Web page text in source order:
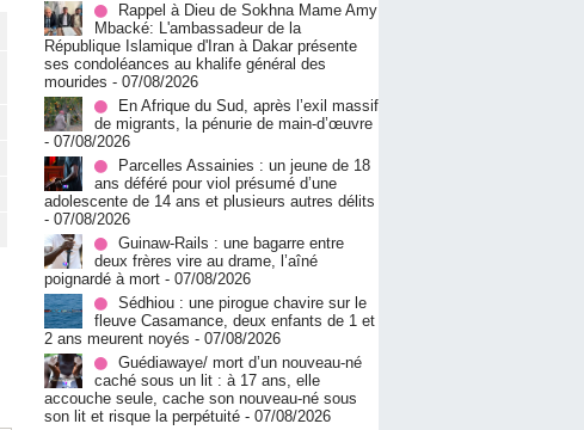
Rappel à Dieu de Sokhna Mame Amy
Mbacké: L'ambassadeur de la
République Islamique d'Iran à Dakar présente
ses condoléances au khalife général des
mourides - 07/08/2026
En Afrique du Sud, après l’exil massif
de migrants, la pénurie de main-d’œuvre
- 07/08/2026
Parcelles Assainies : un jeune de 18
ans déféré pour viol présumé d’une
adolescente de 14 ans et plusieurs autres délits
- 07/08/2026
Guinaw-Rails : une bagarre entre
deux frères vire au drame, l’aîné
poignardé à mort - 07/08/2026
Sédhiou : une pirogue chavire sur le
fleuve Casamance, deux enfants de 1 et
2 ans meurent noyés - 07/08/2026
Guédiawaye/ mort d’un nouveau-né
caché sous un lit : à 17 ans, elle
accouche seule, cache son nouveau-né sous
son lit et risque la perpétuité - 07/08/2026